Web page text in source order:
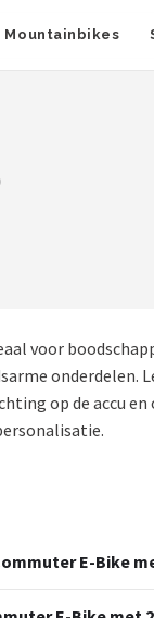
Mountainbikes
voor
onderdelen.
op de accu
E-Bike